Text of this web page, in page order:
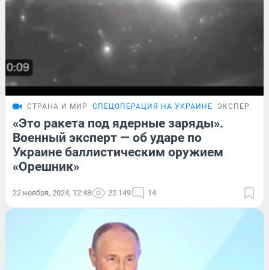
СТРАНА И МИР СПЕЦОПЕРАЦИЯ НА УКРАИНЕ ЭКСПЕРТ
«Это ракета под ядерные заряды».
Военный эксперт — об ударе по
Украине баллистическим оружием
«Орешник»
22 ноября, 2024, 12:48 22 149 14